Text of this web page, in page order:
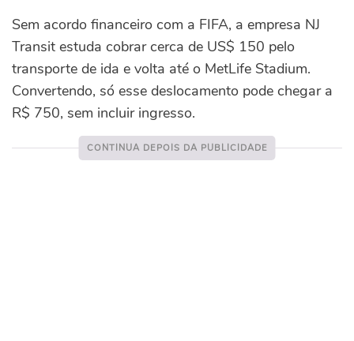
Sem acordo financeiro com a FIFA, a empresa NJ
Transit estuda cobrar cerca de US$ 150 pelo
transporte de ida e volta até o MetLife Stadium.
Convertendo, só esse deslocamento pode chegar a
R$ 750, sem incluir ingresso.